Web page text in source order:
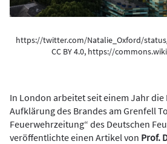
https://twitter.com/Natalie_Oxford/
CC BY 4.0, https://
In London arbeitet seit einem Jahr
Aufklärung des Brandes am Grenfell
Feuerwehrzeitung“ des Deutschen
veröffentlichte einen Artikel von Prof.